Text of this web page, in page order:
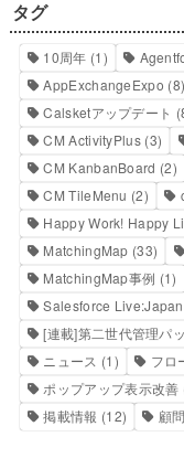
タグ
10周年 (1)
AppExchangeExpo (8)
Calsketアップデート
CM ActivityPlus(3)
CM KanbanBoard (2)
CM TileMenu (2)
Happy Work! Happy
MatchingMap (33)
MatchingMap事例 (1)
Salesforce Live:Japan
[連載]第二世代管理パ
ニュース (1) フロ
ポップアップ表示改善
掲載情報 (12) 顧